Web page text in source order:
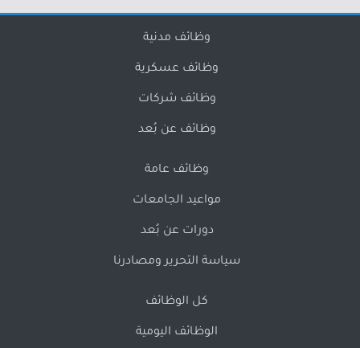
وظائف مدنية
وظائف عسكرية
وظائف شركات
وظائف عن بُعد
وظائف عامة
مواعيد الجامعات
دورات عن بُعد
سياسة التحرير ومصادرنا
كل الوظائف
الوظائف اليومية